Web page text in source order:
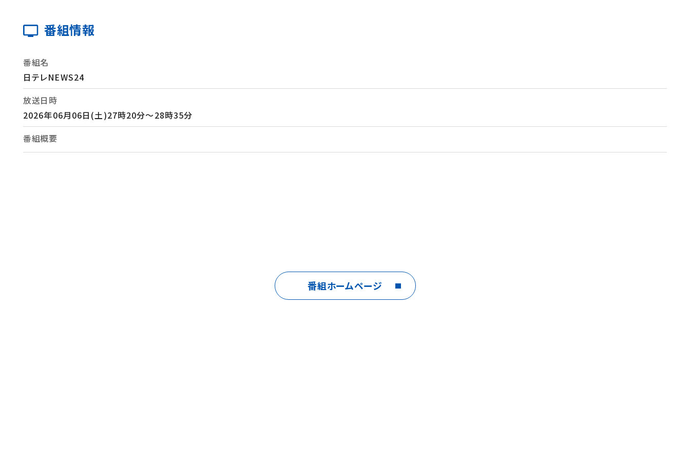
番組情報
番組名
日テレNEWS24
放送日時
2026年06月06日(土)27時20分～28時35分
番組概要
番組ホームページ